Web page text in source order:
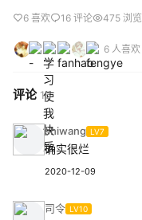
6 喜欢 16 评论 475 浏览
6 人喜欢
评论 16
shiwang LV7
确实很烂
2020-12-09
司令 LV10